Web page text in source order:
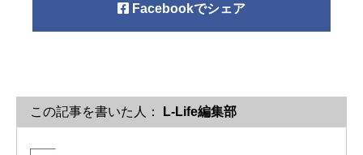
Facebookでシェア
この記事を書いた人： L-Life編集部